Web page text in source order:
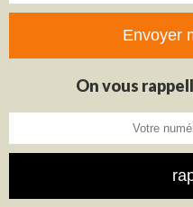
On vous